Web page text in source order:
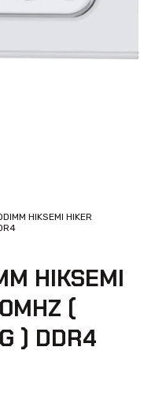
HIKSEMI HIKER
HIKSEMI
(
) DDR4